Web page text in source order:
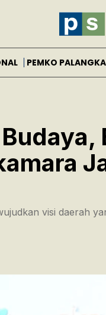
PEMKO
visi daerah